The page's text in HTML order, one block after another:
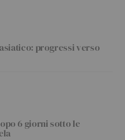
progressi verso
6 giorni sotto le